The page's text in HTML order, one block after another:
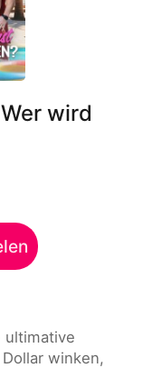
wird
ultimative
winken,